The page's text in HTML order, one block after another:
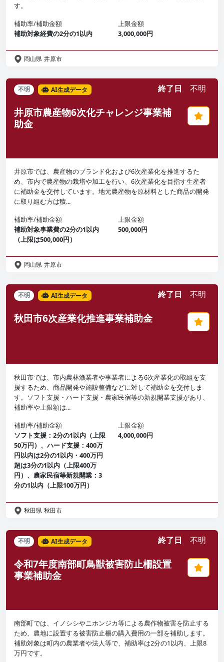
す。
補助率/補助金額
補助対象経費の2分の1以内
上限金額
3,000,000円
岡山県 井原市
不明 AI生成データ 終了日 不明
井原市農産物6次化チャレンジ事業補
助金
井原市では、農産物のブランド化および6次産業化を推進するた
め、市内で農産物の栽培や加工を行い、6次産業化を目指す生産者
に補助金を交付しています。地元農産物を原材料とした商品の開発
に取り組む方は積...
補助率/補助金額
補助対象事業費の2分の1以内
（上限は500,000円）
上限金額
500,000円
岡山県 井原市
不明 AI生成データ 終了日 不明
秋田市6次産業化推進事業補助金
秋田市では、市内農林漁業者や事業者による6次産業化の取組を支
援するため、商品開発や施設整備などに対して補助金を交付しま
す。ソフト支援・ハード支援・農家民宿等の新規開業支援があり、
補助率や上限額は...
補助率/補助金額
ソフト支援：2分の1以内（上限
50万円）、ハード支援：400万
円以内は2分の1以内・400万円
超は3分の1以内（上限400万
円）、農家民宿等新規開業：3
分の1以内（上限100万円）
上限金額
4,000,000円
秋田県 秋田市
不明 AI生成データ 終了日 不明
令和7年度南部町鳥獣被害防止柵設置
事業補助金
南部町では、イノシシやニホンジカ等による農作物被害を防止する
ため、農地に設置する被害防止柵の購入費用の一部を補助します。
補助対象は町内の農業者や法人等で、補助率は2分の1以内、上限8
万円です。